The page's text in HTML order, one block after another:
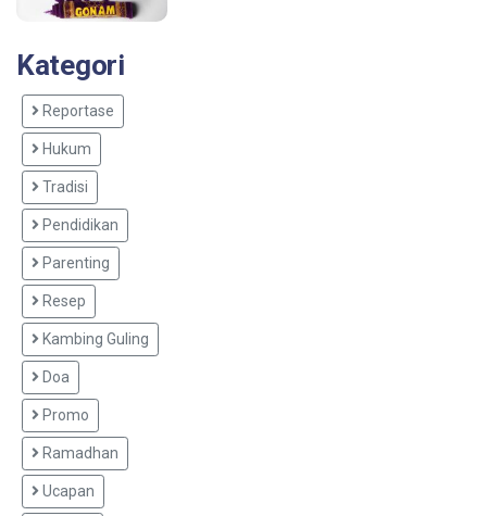
Kategori
Reportase
Hukum
Tradisi
Pendidikan
Parenting
Resep
Kambing Guling
Doa
Promo
Ramadhan
Ucapan